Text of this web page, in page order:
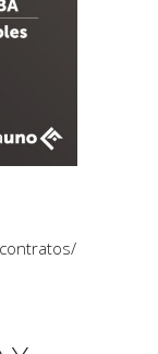
contratos/